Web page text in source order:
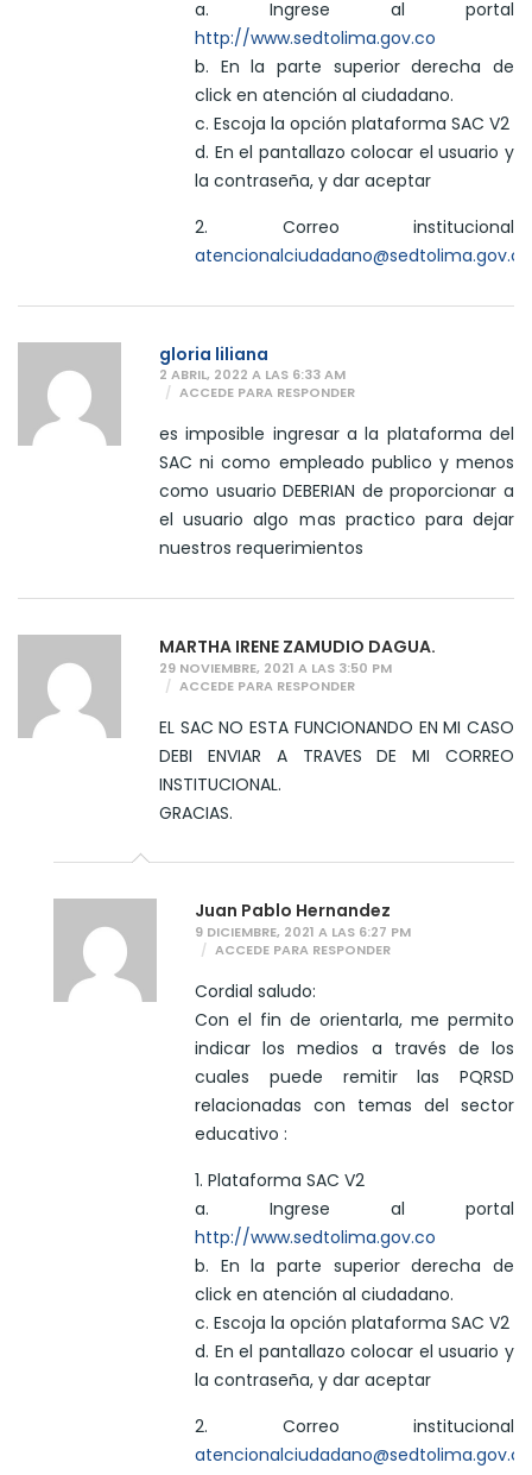
a. Ingrese al portal
http://www.sedtolima.gov.co
b. En la parte superior derecha de
click en atención al ciudadano.
c. Escoja la opción plataforma SAC V2
d. En el pantallazo colocar el usuario y
la contraseña, y dar aceptar
2. Correo institucional
atencionalciudadano@sedtolima.gov.co
gloria liliana
2 ABRIL, 2022 A LAS 6:33 AM
ACCEDE PARA RESPONDER
es imposible ingresar a la plataforma del
SAC ni como empleado publico y menos
como usuario DEBERIAN de proporcionar a
el usuario algo mas practico para dejar
nuestros requerimientos
MARTHA IRENE ZAMUDIO DAGUA.
29 NOVIEMBRE, 2021 A LAS 3:50 PM
ACCEDE PARA RESPONDER
EL SAC NO ESTA FUNCIONANDO EN MI CASO
DEBI ENVIAR A TRAVES DE MI CORREO
INSTITUCIONAL.
GRACIAS.
Juan Pablo Hernandez
9 DICIEMBRE, 2021 A LAS 6:27 PM
ACCEDE PARA RESPONDER
Cordial saludo:
Con el fin de orientarla, me permito
indicar los medios a través de los
cuales puede remitir las PQRSD
relacionadas con temas del sector
educativo :
1. Plataforma SAC V2
a. Ingrese al portal
http://www.sedtolima.gov.co
b. En la parte superior derecha de
click en atención al ciudadano.
c. Escoja la opción plataforma SAC V2
d. En el pantallazo colocar el usuario y
la contraseña, y dar aceptar
2. Correo institucional
atencionalciudadano@sedtolima.gov.co